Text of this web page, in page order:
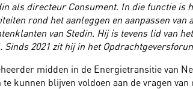
als directeur Consument. In die functie is
rond het aanleggen en aanpassen van
van Stedin. Hij is tevens lid van
2021 zit hij in het
midden in de Energietransitie van
kunnen blijven voldoen aan de vragen van